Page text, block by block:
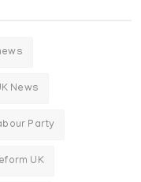
News
Party
UK